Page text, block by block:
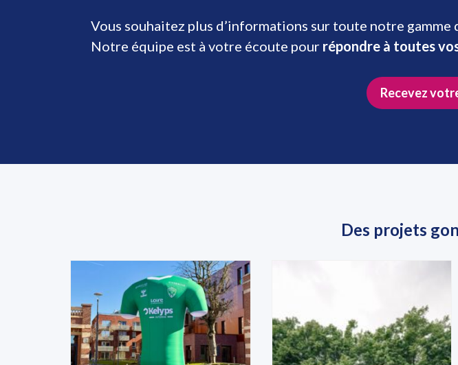
Vous souhaitez plus d’informations sur toute notre
Notre équipe est à votre écoute pour répondre à toutes
Recevez
Des projets